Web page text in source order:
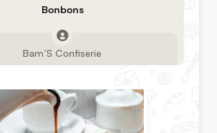
Bonbons
Bam’S Confiserie